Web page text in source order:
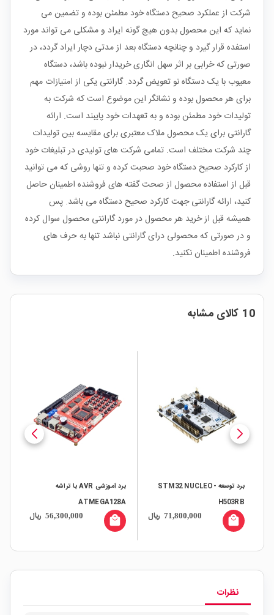
شرکت از عملکرد صحیح دستگاه خود مطمئن بوده و تضمین می
نماید که این محصول بدون هیچ گونه ایراد و مشکلی می تواند مورد
استفده قرار گیرد و چنانچه دستگاه بعد از مدتی دچار ایراد گردد، در
صورتی که خرابی بر اثر سهل انگاری خریدار نبوده باشد، دستگاه
معیوب با یک دستگاه نو تعویض گردد. گارانتی یکی از امتیازات مهم
برای هر محصول بوده و نشانگر این موضوع است که شرکت به
تولیدات خود مطمئن بوده و به تعهدات خود پایبند است. ارائه
گارانتی برای یک محصول ملاک معتبری برای مقایسه بین تولیدات
چند شرکت مختلف است. تمامی شرکت های تولیدی در تبلیغات خود
از کارکرد صحیح دستگاه خود صحبت کرده و تنها روشی که می توانید
قبل از استفاده محصول از صحت گفته های فروشنده اطمینان حاصل
کنید، ارائه گارانتی جهت کارکرد صحیح دستگاه می باشد. پس
همیشه قبل از خرید هر محصول در مورد گارانتی محصول سوال کرده
و در صورتی که محصولی درای گارانتی نباشد تنها به حرف های
فروشنده اطمینان نکنید.
10 کالای مشابه
برد توسعه STM32 NUCLEO-
H503RB
71,800,000 ریال local_mall
برد آموزشی AVR با تراشه
ATMEGA128A
56,300,000 ریال local_mall
نظرات